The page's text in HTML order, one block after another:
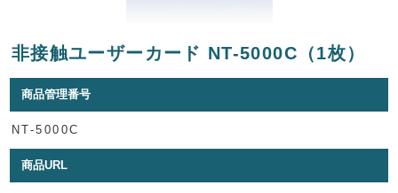
非接触ユーザーカード NT-5000C（1枚）
商品管理番号
NT-5000C
商品URL